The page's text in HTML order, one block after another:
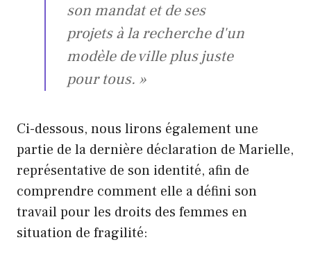
son mandat et de ses
projets à la recherche d'un
modèle de ville plus juste
pour tous. »
Ci-dessous, nous lirons également une
partie de la dernière déclaration de Marielle,
représentative de son identité, afin de
comprendre comment elle a défini son
travail pour les droits des femmes en
situation de fragilité: